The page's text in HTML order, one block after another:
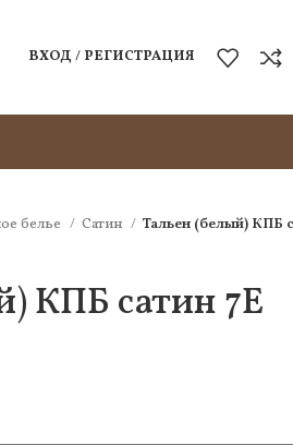
ВХОД / РЕГИСТРАЦИЯ
белье Сатин Тальен (белый) КПБ
КПБ сатин 7Е